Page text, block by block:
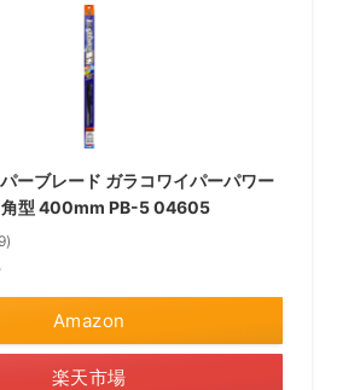
ーブレード ガラコワイパーパワー
角型 400mm PB-5 04605
Amazon
楽天市場